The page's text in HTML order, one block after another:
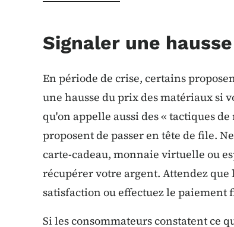
Signaler une
En période de crise, certains
une hausse du prix des matériaux si
qu'on appelle aussi des « tactiques
proposent de passer en tête de file.
carte-cadeau, monnaie virtuelle ou
récupérer votre argent. Attendez
satisfaction ou effectuez le paiement
Si les consommateurs constatent ce